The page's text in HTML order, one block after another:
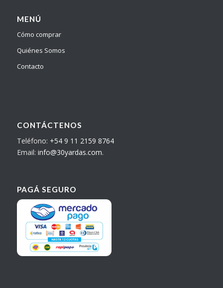
MENÚ
Cómo comprar
Quiénes Somos
Contacto
CONTÁCTENOS
Teléfono: +54 9 11 2159 8764
Email: info@30yardas.com.
PAGÁ SEGURO